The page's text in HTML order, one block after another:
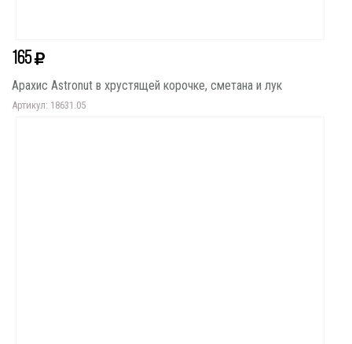
165
Арахис Astronut в хрустящей корочке, сметана и лук
Артикул: 18631.05